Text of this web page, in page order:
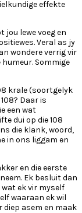
effekte
jou lewe voeg en
Veral as jy
wondere verrig vir
Sommige
krale (soortgelyk
Daar is
een wat
dui op die 108
die klank, woord,
in ons liggam en
en die eerste
Ek besluit dan
wat ek vir myself
waaraan ek wil
diep asem en maak